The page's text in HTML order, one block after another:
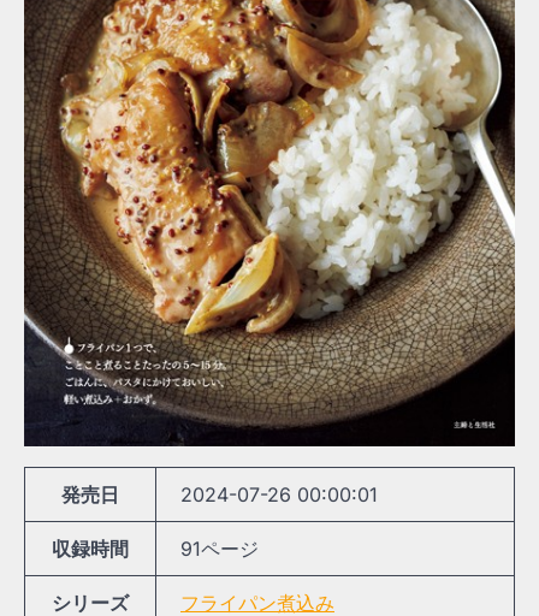
発売日 2024-07-26 00:00:01
収録時間 91ページ
シリーズ フライパン煮込み